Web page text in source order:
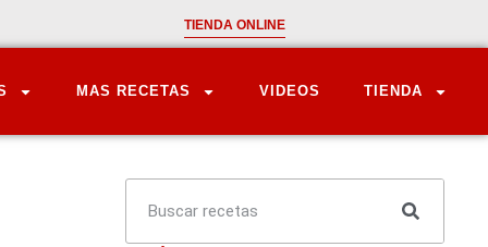
TIENDA ONLINE
MAS RECETAS VIDEOS TIENDA